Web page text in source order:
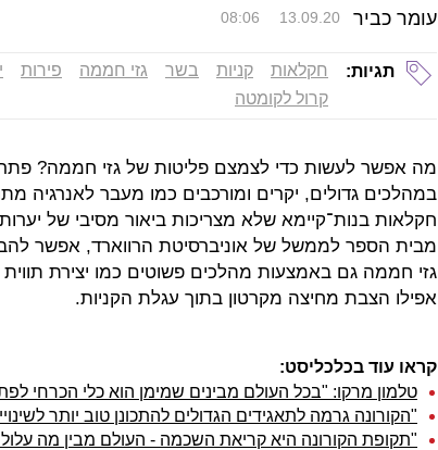
עומר כביר 08:06 13.09.20
תגיות: חקלאות קניות בשר גזי חממה פירות
קרול לקומטה
מה אפשר לעשות כדי לצמצם פליטות של גזי חממה?
במהלכים גדולים, יקרים ומורכבים כמו מעבר לאנרגיה
חקלאות בנות־קיימא שלא מצריכות ביאור מסיבי של
מבית הספר לממשל של אוניברסיטת הרווארד, אפשר
גזי חממה גם באמצעות מהלכים פשוטים כמו יצירת תווית
אפילו הצבת מחיצה מקרטון בתוך עגלת הקניות.
קראו עוד בכלכליסט:
טלמון מרקו: "בכל העולם מבינים שמימן הוא כלי הכרחי
"הקורונה גרמה לתאגידים הגדולים להתכונן טוב יותר
"תקופת הקורונה היא קריאת השכמה - העולם מבין מה עלול